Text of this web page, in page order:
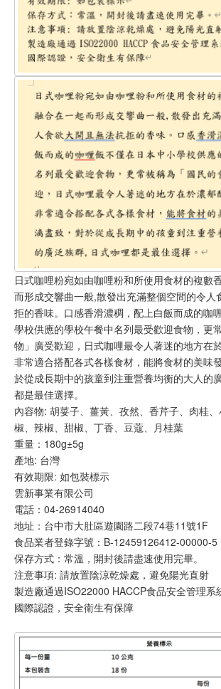
日式咖哩粉宛如由咖哩粉和所使用食材的複數
而形成交響曲一般,散發出充滿整個空間的令人
拒的香味。口感香滑濃稠，配上白飯而成的咖
學校供應的學校午餐中名列最受歡迎食物，更
物」廣受歡迎，日式咖哩最令人著迷的地方在
非常適合搭配各式各樣食材，能將食材的美味
於從成長期中的孩童到注重營養均衡的大人的
都是最佳選擇。
內容物: 胡荽子、薑黃、孜然、香芹子、肉桂
椒、辣椒、甜椒、丁香、豆蔻、月桂葉
重量：180g±5g
產地: 台灣
有效期限: 如包裝標示
雲新事業有限公司
電話：04-26914040
地址：台中市大肚區遊園路二段74巷11號1F
食品業者登錄字號：B-12459126412-00000-5
保存方式：常溫，開封後請盡速使用完畢。
注意事項: 請放置陰涼乾燥處，避免陽光直射
製造廠通過ISO22000 HACCP食品安全管理系
國際認證，安全衛生有保障